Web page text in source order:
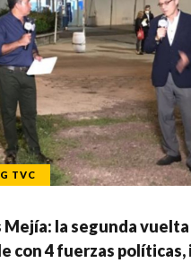
TVC
la segunda
con 4 fuerzas